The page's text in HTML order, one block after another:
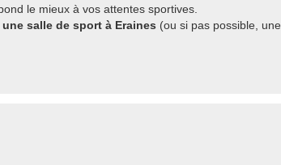
le mieux à vos attentes sportives.
salle de sport à Eraines (ou si pas possible, une